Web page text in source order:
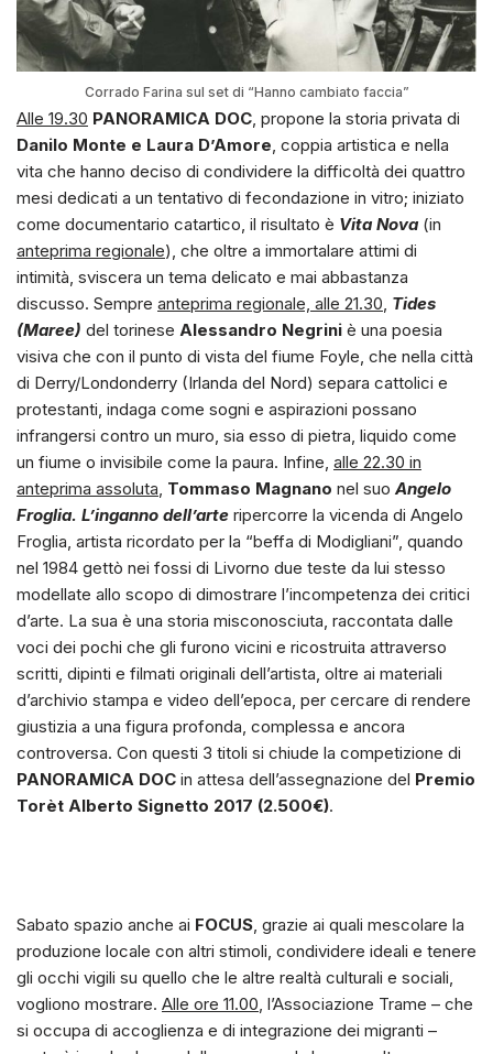
Corrado Farina sul set di “Hanno cambiato faccia”
Alle 19.30 PANORAMICA DOC , propone la storia privata di
Danilo Monte e Laura D’Amore , coppia artistica e nella
vita che hanno deciso di condividere la difficoltà dei quattro
mesi dedicati a un tentativo di fecondazione in vitro; iniziato
come documentario catartico, il risultato è Vita Nova (in
anteprima regionale), che oltre a immortalare attimi di
intimità, sviscera un tema delicato e mai abbastanza
discusso. Sempre anteprima regionale, alle 21.30 Tides
(Maree) del torinese Alessandro Negrini è una poesia
visiva che con il punto di vista del fiume Foyle, che nella città
di Derry/Londonderry (Irlanda del Nord) separa cattolici e
protestanti, indaga come sogni e aspirazioni possano
infrangersi contro un muro, sia esso di pietra, liquido come
un fiume o invisibile come la paura. Infine, alle 22.30 in
anteprima assoluta Tommaso Magnano nel suo Angelo
Froglia. L’inganno dell’arte ripercorre la vicenda di Angelo
Froglia, artista ricordato per la “beffa di Modigliani”, quando
nel 1984 gettò nei fossi di Livorno due teste da lui stesso
modellate allo scopo di dimostrare l’incompetenza dei critici
d’arte. La sua è una storia misconosciuta, raccontata dalle
voci dei pochi che gli furono vicini e ricostruita attraverso
scritti, dipinti e filmati originali dell’artista, oltre ai materiali
d’archivio stampa e video dell’epoca, per cercare di rendere
giustizia a una figura profonda, complessa e ancora
controversa. Con questi 3 titoli si chiude la competizione di
PANORAMICA DOC in attesa dell’assegnazione del Premio
Torèt Alberto Signetto 2017 (2.500€).
Sabato spazio anche ai FOCUS , grazie ai quali mescolare la
produzione locale con altri stimoli, condividere ideali e tenere
gli occhi vigili su quello che le altre realtà culturali e sociali,
vogliono mostrare. Alle ore 11.00 , l’Associazione Trame – che
si occupa di accoglienza e di integrazione dei migranti –